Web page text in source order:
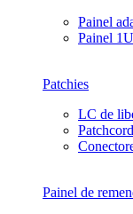
Painel
Painel
Patchies
LC de
Painel de